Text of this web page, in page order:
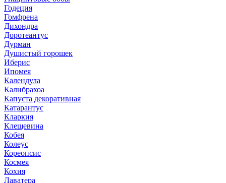
Годеция
Гомфрена
Дихондра
Доротеантус
Дурман
Душистый горошек
Иберис
Ипомея
Календула
Калибрахоа
Капуста декоративная
Катарантус
Кларкия
Клещевина
Кобея
Колеус
Кореопсис
Космея
Кохия
Лаватера